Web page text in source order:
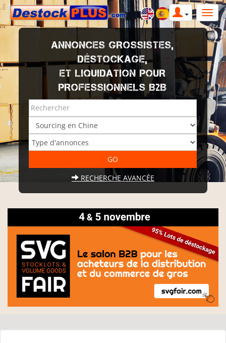
ANNONCES GROSSISTES,
DÉSTOCKAGE,
ET LIQUIDATION POUR
PROFESSIONNELS B2B
RECHERCHE AVANCÉE